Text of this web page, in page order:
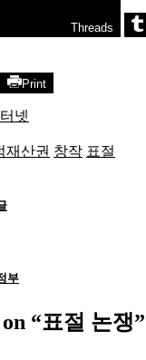
Threads
Print
넷
재산권 창작 표절
부
“표절 논쟁”